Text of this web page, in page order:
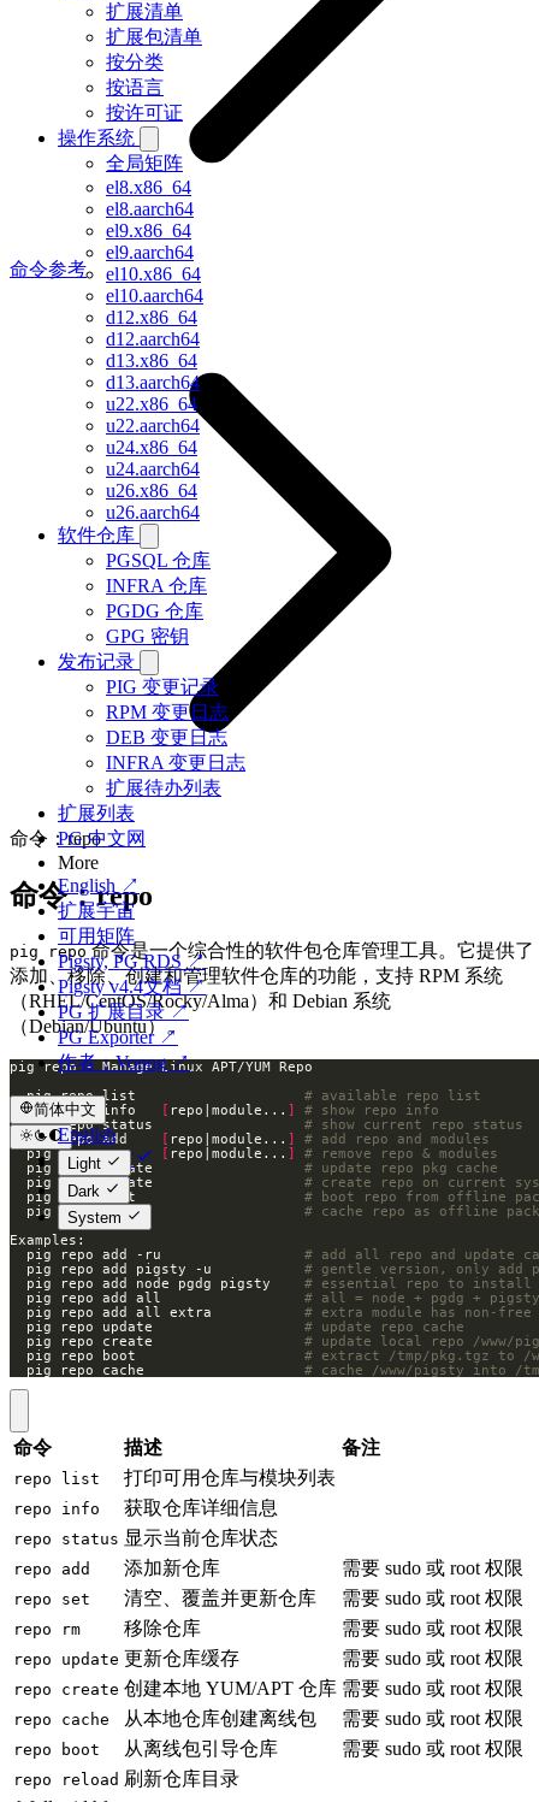
扩展清单
扩展包清单
按分类
按语言
按许可证
操作系统
全局矩阵
el8.x86_64
el8.aarch64
el9.x86_64
el9.aarch64
el10.x86_64
el10.aarch64
d12.x86_64
d12.aarch64
d13.x86_64
d13.aarch64
u22.x86_64
u22.aarch64
u24.x86_64
u24.aarch64
u26.x86_64
u26.aarch64
软件仓库
PGSQL 仓库
INFRA 仓库
PGDG 仓库
GPG 密钥
发布记录
PIG 变更记录
RPM 变更日志
DEB 变更日志
INFRA 变更日志
扩展待办列表
扩展列表
PG 中文网
More
English ↗
扩展宇宙
可用矩阵
Pigsty, PG RDS ↗
Pigsty v4.4文档 ↗
PG 扩展目录 ↗
PG Exporter ↗
作者：Vonng ↗
简体中文
English
简体中文
Light
Dark
System
命令参考
命令：repo
命令：repo
pig repo命令是一个综合性的软件包仓库管理工具。它提供了
添加、移除、创建和管理软件仓库的功能，支持 RPM 系统
（RHEL/CentOS/Rocky/Alma）和 Debian 系统
（Debian/Ubuntu）。
  pig repo list
# available repo list
  pig repo info
[ repo|module... ]
# show repo info
  pig repo status
# show current repo
  pig repo add
[ repo|module... ]
# add repo and modules
  pig repo rm
[ repo|module... ]
# remove repo & modules
  pig repo update
# update repo pkg cache
  pig repo create
# create repo on current
  pig repo boot
# boot repo from offline
  pig repo cache
# cache repo as offline
  pig repo add -ru
# add all repo and update
  pig repo add pigsty -u
# gentle version, only add
  pig repo add node pgdg pigsty
# essential repo to install
  pig repo add all
# all = node + pgdg + pigsty
  pig repo add all extra
# extra module has non-
  pig repo update
# update repo cache
  pig repo create
# update local repo /www/
  pig repo boot
# extract /tmp/pkg.tgz to /
  pig repo cache
# cache /www/pigsty into /
命令 描述 备注
repo list 打印可用仓库与模块列表
repo info 获取仓库详细信息
repo status 显示当前仓库状态
repo add 添加新仓库 需要 sudo 或 root 权限
repo set 清空、覆盖并更新仓库 需要 sudo 或 root 权限
repo rm 移除仓库 需要 sudo 或 root 权限
repo update 更新仓库缓存 需要 sudo 或 root 权限
repo create 创建本地 YUM/APT 仓库 需要 sudo 或 root 权限
repo cache 从本地仓库创建离线包 需要 sudo 或 root 权限
repo boot 从离线包引导仓库 需要 sudo 或 root 权限
repo reload 刷新仓库目录